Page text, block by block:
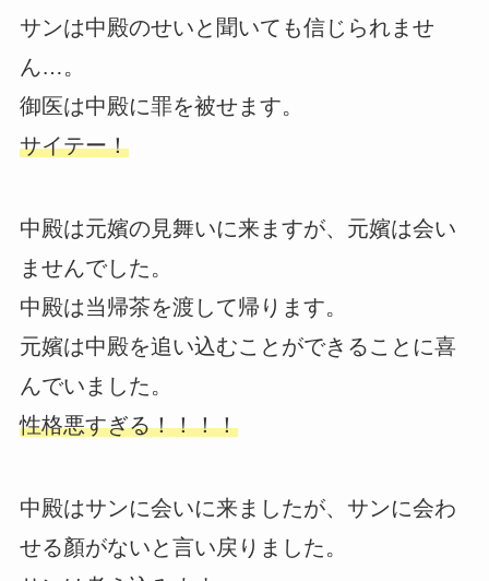
サンは中殿のせいと聞いても信じられませ
ん…。
御医は中殿に罪を被せます。
サイテー！
中殿は元嬪の見舞いに来ますが、元嬪は会い
ませんでした。
中殿は当帰茶を渡して帰ります。
元嬪は中殿を追い込むことができることに喜
んでいました。
性格悪すぎる！！！！
中殿はサンに会いに来ましたが、サンに会わ
せる顏がないと言い戻りました。